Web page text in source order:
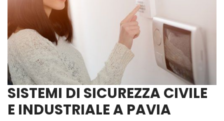
SISTEMI DI SICUREZZA CIVILE
E INDUSTRIALE A PAVIA